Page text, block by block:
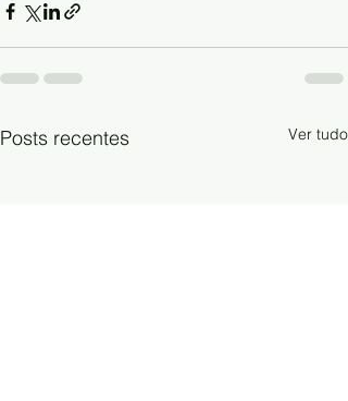
Posts recentes Ver tudo